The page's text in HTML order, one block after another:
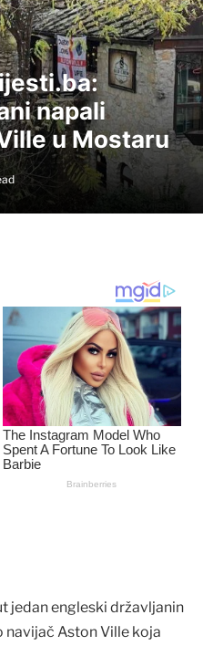
napali
u Mostaru
jedan engleski državljanin
navijač Aston Ville koja